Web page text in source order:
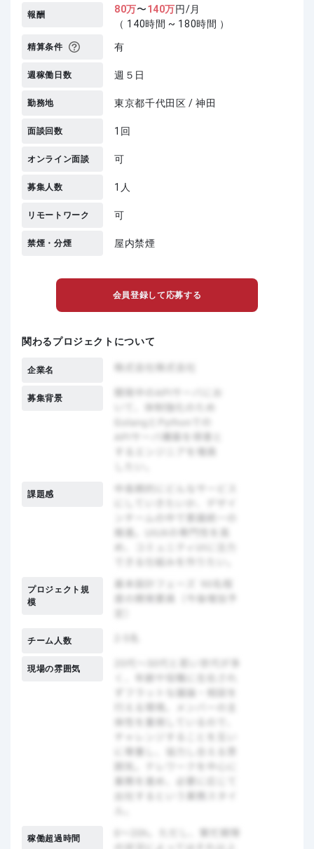
報酬 80万〜140万円/月
（ 140時間 ~ 180時間 ）
精算条件 有
週稼働日数 週５日
勤務地 東京都千代田区 / 神田
面談回数 1回
オンライン面談 可
募集人数 1人
リモートワーク 可
禁煙・分煙 屋内禁煙
会員登録して応募する
関わるプロジェクトについて
企業名
募集背景
課題感
プロジェクト規
模
チーム人数
現場の雰囲気
稼働超過時間